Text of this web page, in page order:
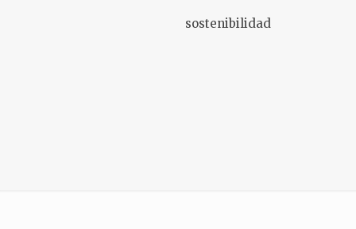
sostenibilidad